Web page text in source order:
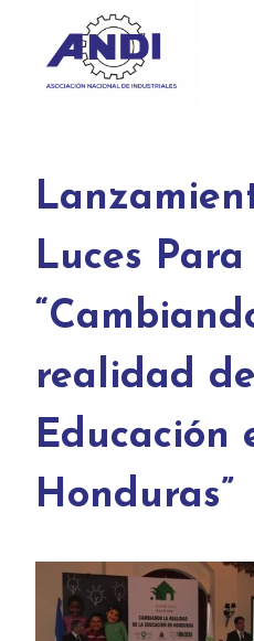
Luces
realidad
Educación
Honduras”